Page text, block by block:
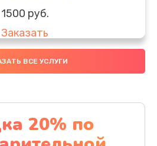
1500 руб.
Заказать
южного моста
Заказать
от пыли
ВСЕ УСЛУГИ
20% по